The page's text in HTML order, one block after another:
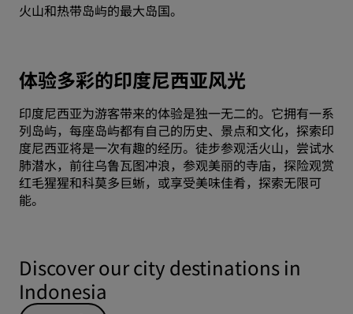
火山和热带岛屿的最大岛国。
体验多彩的印度尼西亚风光
印度尼西亚为游客带来的体验是独一无二的。它拥有一系
列岛屿，每座岛屿都有自己的历史、景点和文化，探索印
度尼西亚将是一次有趣的经历。徒步参观活火山，尝试水
肺潜水，前往乌鲁瓦图冲浪，参观美丽的寺庙，探险观赏
红毛猩猩和科莫多巨蜥，或享受美味佳肴，探索无限可
能。
Discover our city destinations in
Indonesia